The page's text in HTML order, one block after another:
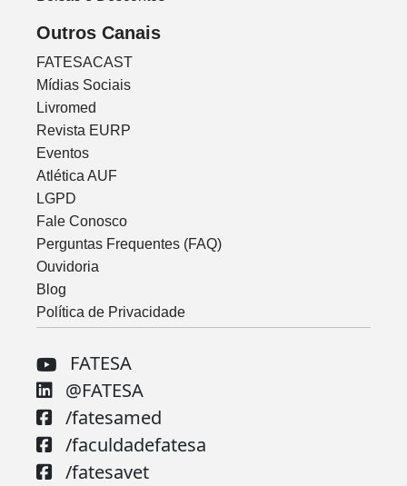
Outros Canais
FATESACAST
Mídias Sociais
Livromed
Revista EURP
Eventos
Atlética AUF
LGPD
Fale Conosco
Perguntas Frequentes (FAQ)
Ouvidoria
Blog
Política de Privacidade
FATESA
@FATESA
/fatesamed
/faculdadefatesa
/fatesavet